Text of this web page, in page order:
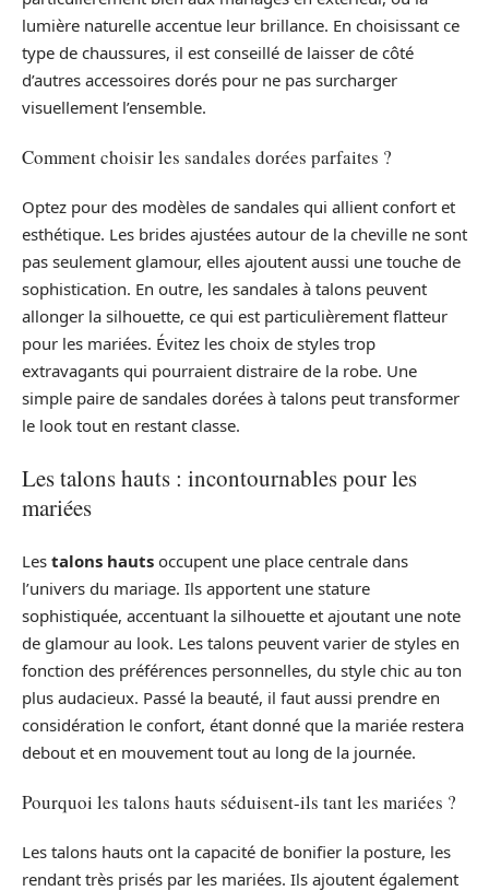
lumière naturelle accentue leur brillance. En choisissant ce
type de chaussures, il est conseillé de laisser de côté
d’autres accessoires dorés pour ne pas surcharger
visuellement l’ensemble.
Comment choisir les sandales dorées parfaites ?
Optez pour des modèles de sandales qui allient confort et
esthétique. Les brides ajustées autour de la cheville ne sont
pas seulement glamour, elles ajoutent aussi une touche de
sophistication. En outre, les sandales à talons peuvent
allonger la silhouette, ce qui est particulièrement flatteur
pour les mariées. Évitez les choix de styles trop
extravagants qui pourraient distraire de la robe. Une
simple paire de sandales dorées à talons peut transformer
le look tout en restant classe.
Les talons hauts : incontournables pour les
mariées
Les talons hauts occupent une place centrale dans
l’univers du mariage. Ils apportent une stature
sophistiquée, accentuant la silhouette et ajoutant une note
de glamour au look. Les talons peuvent varier de styles en
fonction des préférences personnelles, du style chic au ton
plus audacieux. Passé la beauté, il faut aussi prendre en
considération le confort, étant donné que la mariée restera
debout et en mouvement tout au long de la journée.
Pourquoi les talons hauts séduisent-ils tant les mariées ?
Les talons hauts ont la capacité de bonifier la posture, les
rendant très prisés par les mariées. Ils ajoutent également